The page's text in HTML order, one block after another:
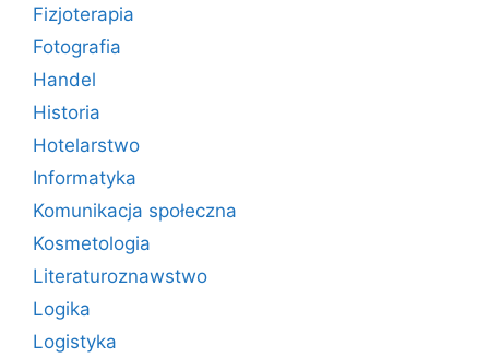
Fizjoterapia
Fotografia
Handel
Historia
Hotelarstwo
Informatyka
Komunikacja społeczna
Kosmetologia
Literaturoznawstwo
Logika
Logistyka